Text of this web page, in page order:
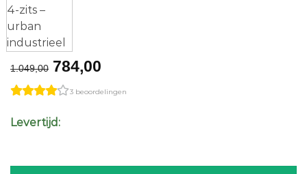
1.049,00 Original
price
was:
€1.049,00.
784,00
is:
3 beoordelingen
Levertijd: